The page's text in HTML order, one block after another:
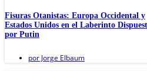
Fisuras Otanistas: Europa Occidental y
Estados Unidos en el Laberinto
por Putin
por Jorge Elbaum